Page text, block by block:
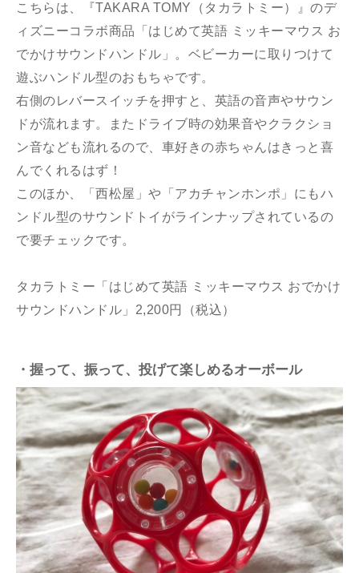
こちらは、『TAKARA TOMY（タカラトミー）』のデ
ィズニーコラボ商品「はじめて英語 ミッキーマウス お
でかけサウンドハンドル」。ベビーカーに取りつけて
遊ぶハンドル型のおもちゃです。
右側のレバースイッチを押すと、英語の音声やサウン
ドが流れます。またドライブ時の効果音やクラクショ
ン音なども流れるので、車好きの赤ちゃんはきっと喜
んでくれるはず！
このほか、「西松屋」や「アカチャンホンポ」にもハ
ンドル型のサウンドトイがラインナップされているの
で要チェックです。
タカラトミー「はじめて英語 ミッキーマウス おでかけ
サウンドハンドル」2,200円（税込）
・握って、振って、投げて楽しめるオーボール